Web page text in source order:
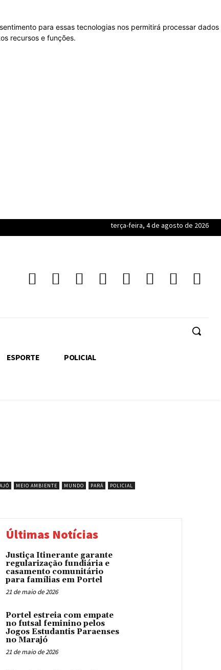
para essas tecnologias nos permitirá processar dados
recursos e funções.
terça-feira, 4 de agosto de 2026
ESPORTE POLICIAL
MEIO AMBIENTE MUNDO PARÁ
POLICIAL
Últimas Notícias
Justiça Itinerante garante
regularização fundiária e
casamento comunitário
para famílias em Portel
21 de maio de 2026
Portel estreia com empate
no futsal feminino pelos
Jogos Estudantis Paraenses
no Marajó
21 de maio de 2026